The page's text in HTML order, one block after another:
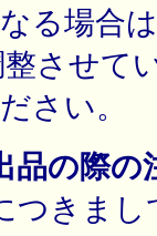
る場合
させて
さい。
品の際の
つきまし